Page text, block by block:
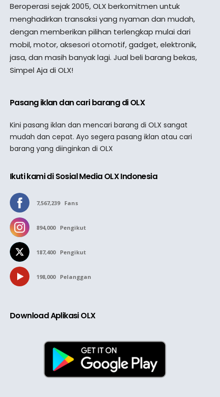
Beroperasi sejak 2005, OLX berkomitmen untuk
menghadirkan transaksi yang nyaman dan mudah,
dengan memberikan pilihan terlengkap mulai dari
mobil, motor, aksesori otomotif, gadget, elektronik,
jasa, dan masih banyak lagi. Jual beli barang bekas,
Simpel Aja di OLX!
Pasang iklan dan cari barang di OLX
Kini pasang iklan dan mencari barang di OLX sangat
mudah dan cepat. Ayo segera pasang iklan atau cari
barang yang diinginkan di OLX
Ikuti kami di Sosial Media OLX Indonesia
7,567,239 Fans
894,000 Pengikut
187,400 Pengikut
198,000 Pelanggan
Download Aplikasi OLX